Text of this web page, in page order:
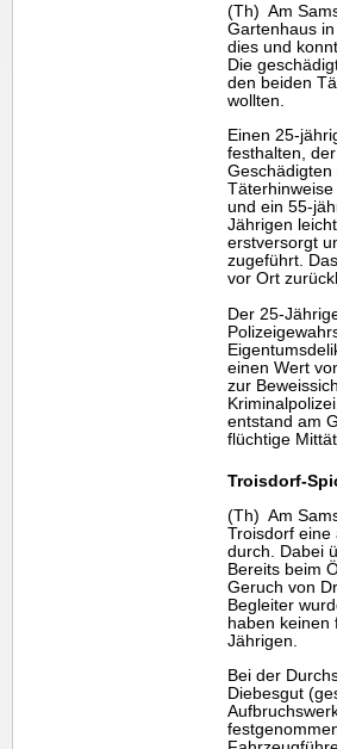
(Th) Am
Gartenhaus
dies und
Die
den beiden
wollten.
Einen 25-
festhalten,
und ein 55-
Jährigen
erstversorgt
zugeführt.
vor Ort
Der 25-
einen Wert
zur
entstand am
flüchtige
Troisdorf-
(Th) Am
Troisdorf eine
durch. Dabei
Bereits beim
Geruch von
Begleiter
haben keinen
Jährigen.
Bei der
Diebesgut